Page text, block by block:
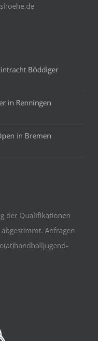
Böddiger
in Renningen
in Bremen
der Qualifikationen
Anfragen